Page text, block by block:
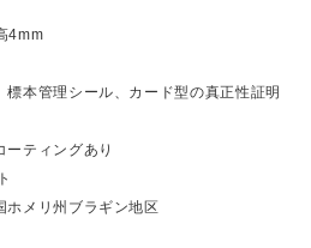
4mm
標本管理シール、カード型の真正性証明
ーティングあり
ホメリ州ブラギン地区